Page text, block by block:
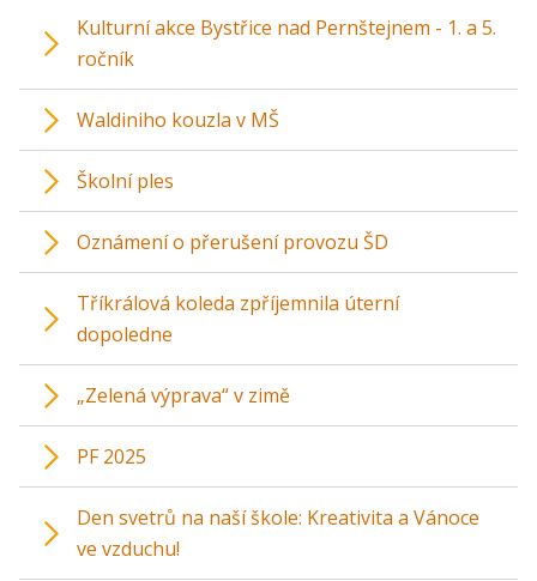
Kulturní akce Bystřice nad Pernštejnem - 1. a 5.
ročník
Waldiniho kouzla v MŠ
Školní ples
Oznámení o přerušení provozu ŠD
Tříkrálová koleda zpříjemnila úterní
dopoledne
„Zelená výprava“ v zimě
PF 2025
Den svetrů na naší škole: Kreativita a Vánoce
ve vzduchu!